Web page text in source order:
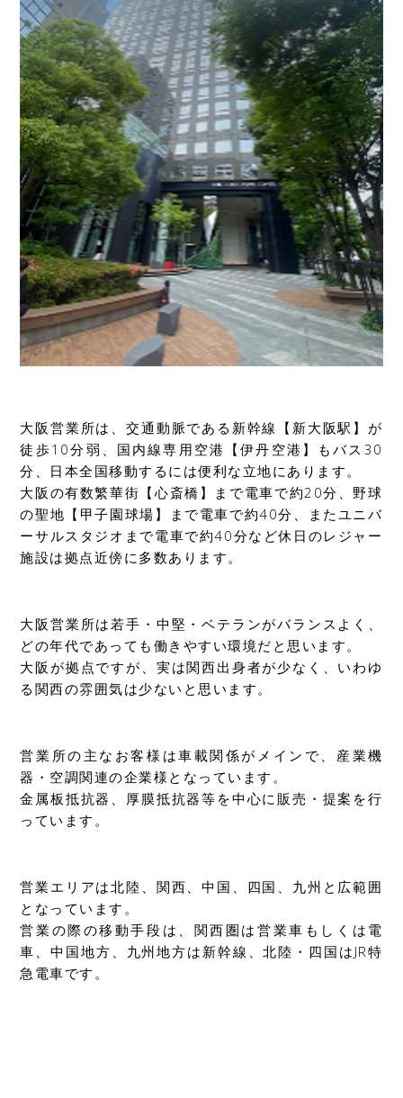
大阪営業所は、交通動脈である新幹線【新大阪駅】が
徒歩10分弱、国内線専用空港【伊丹空港】もバス30
分、日本全国移動するには便利な立地にあります。
大阪の有数繁華街【心斎橋】まで電車で約20分、野球
の聖地【甲子園球場】まで電車で約40分、またユニバ
ーサルスタジオまで電車で約40分など休日のレジャー
施設は拠点近傍に多数あります。
大阪営業所は若手・中堅・ベテランがバランスよく、
どの年代であっても働きやすい環境だと思います。
大阪が拠点ですが、実は関西出身者が少なく、いわゆ
る関西の雰囲気は少ないと思います。
営業所の主なお客様は車載関係がメインで、産業機
器・空調関連の企業様となっています。
金属板抵抗器、厚膜抵抗器等を中心に販売・提案を行
っています。
営業エリアは北陸、関西、中国、四国、九州と広範囲
となっています。
営業の際の移動手段は、関西圏は営業車もしくは電
車、中国地方、九州地方は新幹線、北陸・四国はJR特
急電車です。